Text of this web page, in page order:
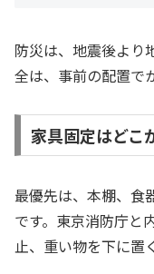
防災は、地震後より
全は、事前の配置で
家具固定はどこ
最優先は、本棚、食
です。東京消防庁と
止、重い物を下に置